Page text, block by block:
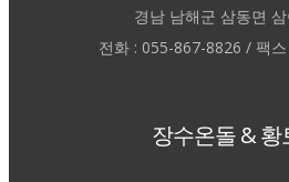
경남 남해군 삼동면
전화 : 055-867-8826 / 팩
장수온돌 & 황